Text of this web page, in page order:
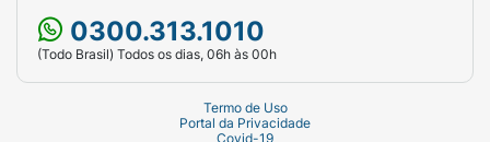
0300.313.1010
(Todo Brasil) Todos os dias, 06h às 00h
Termo de Uso
Portal da Privacidade
Covid-19